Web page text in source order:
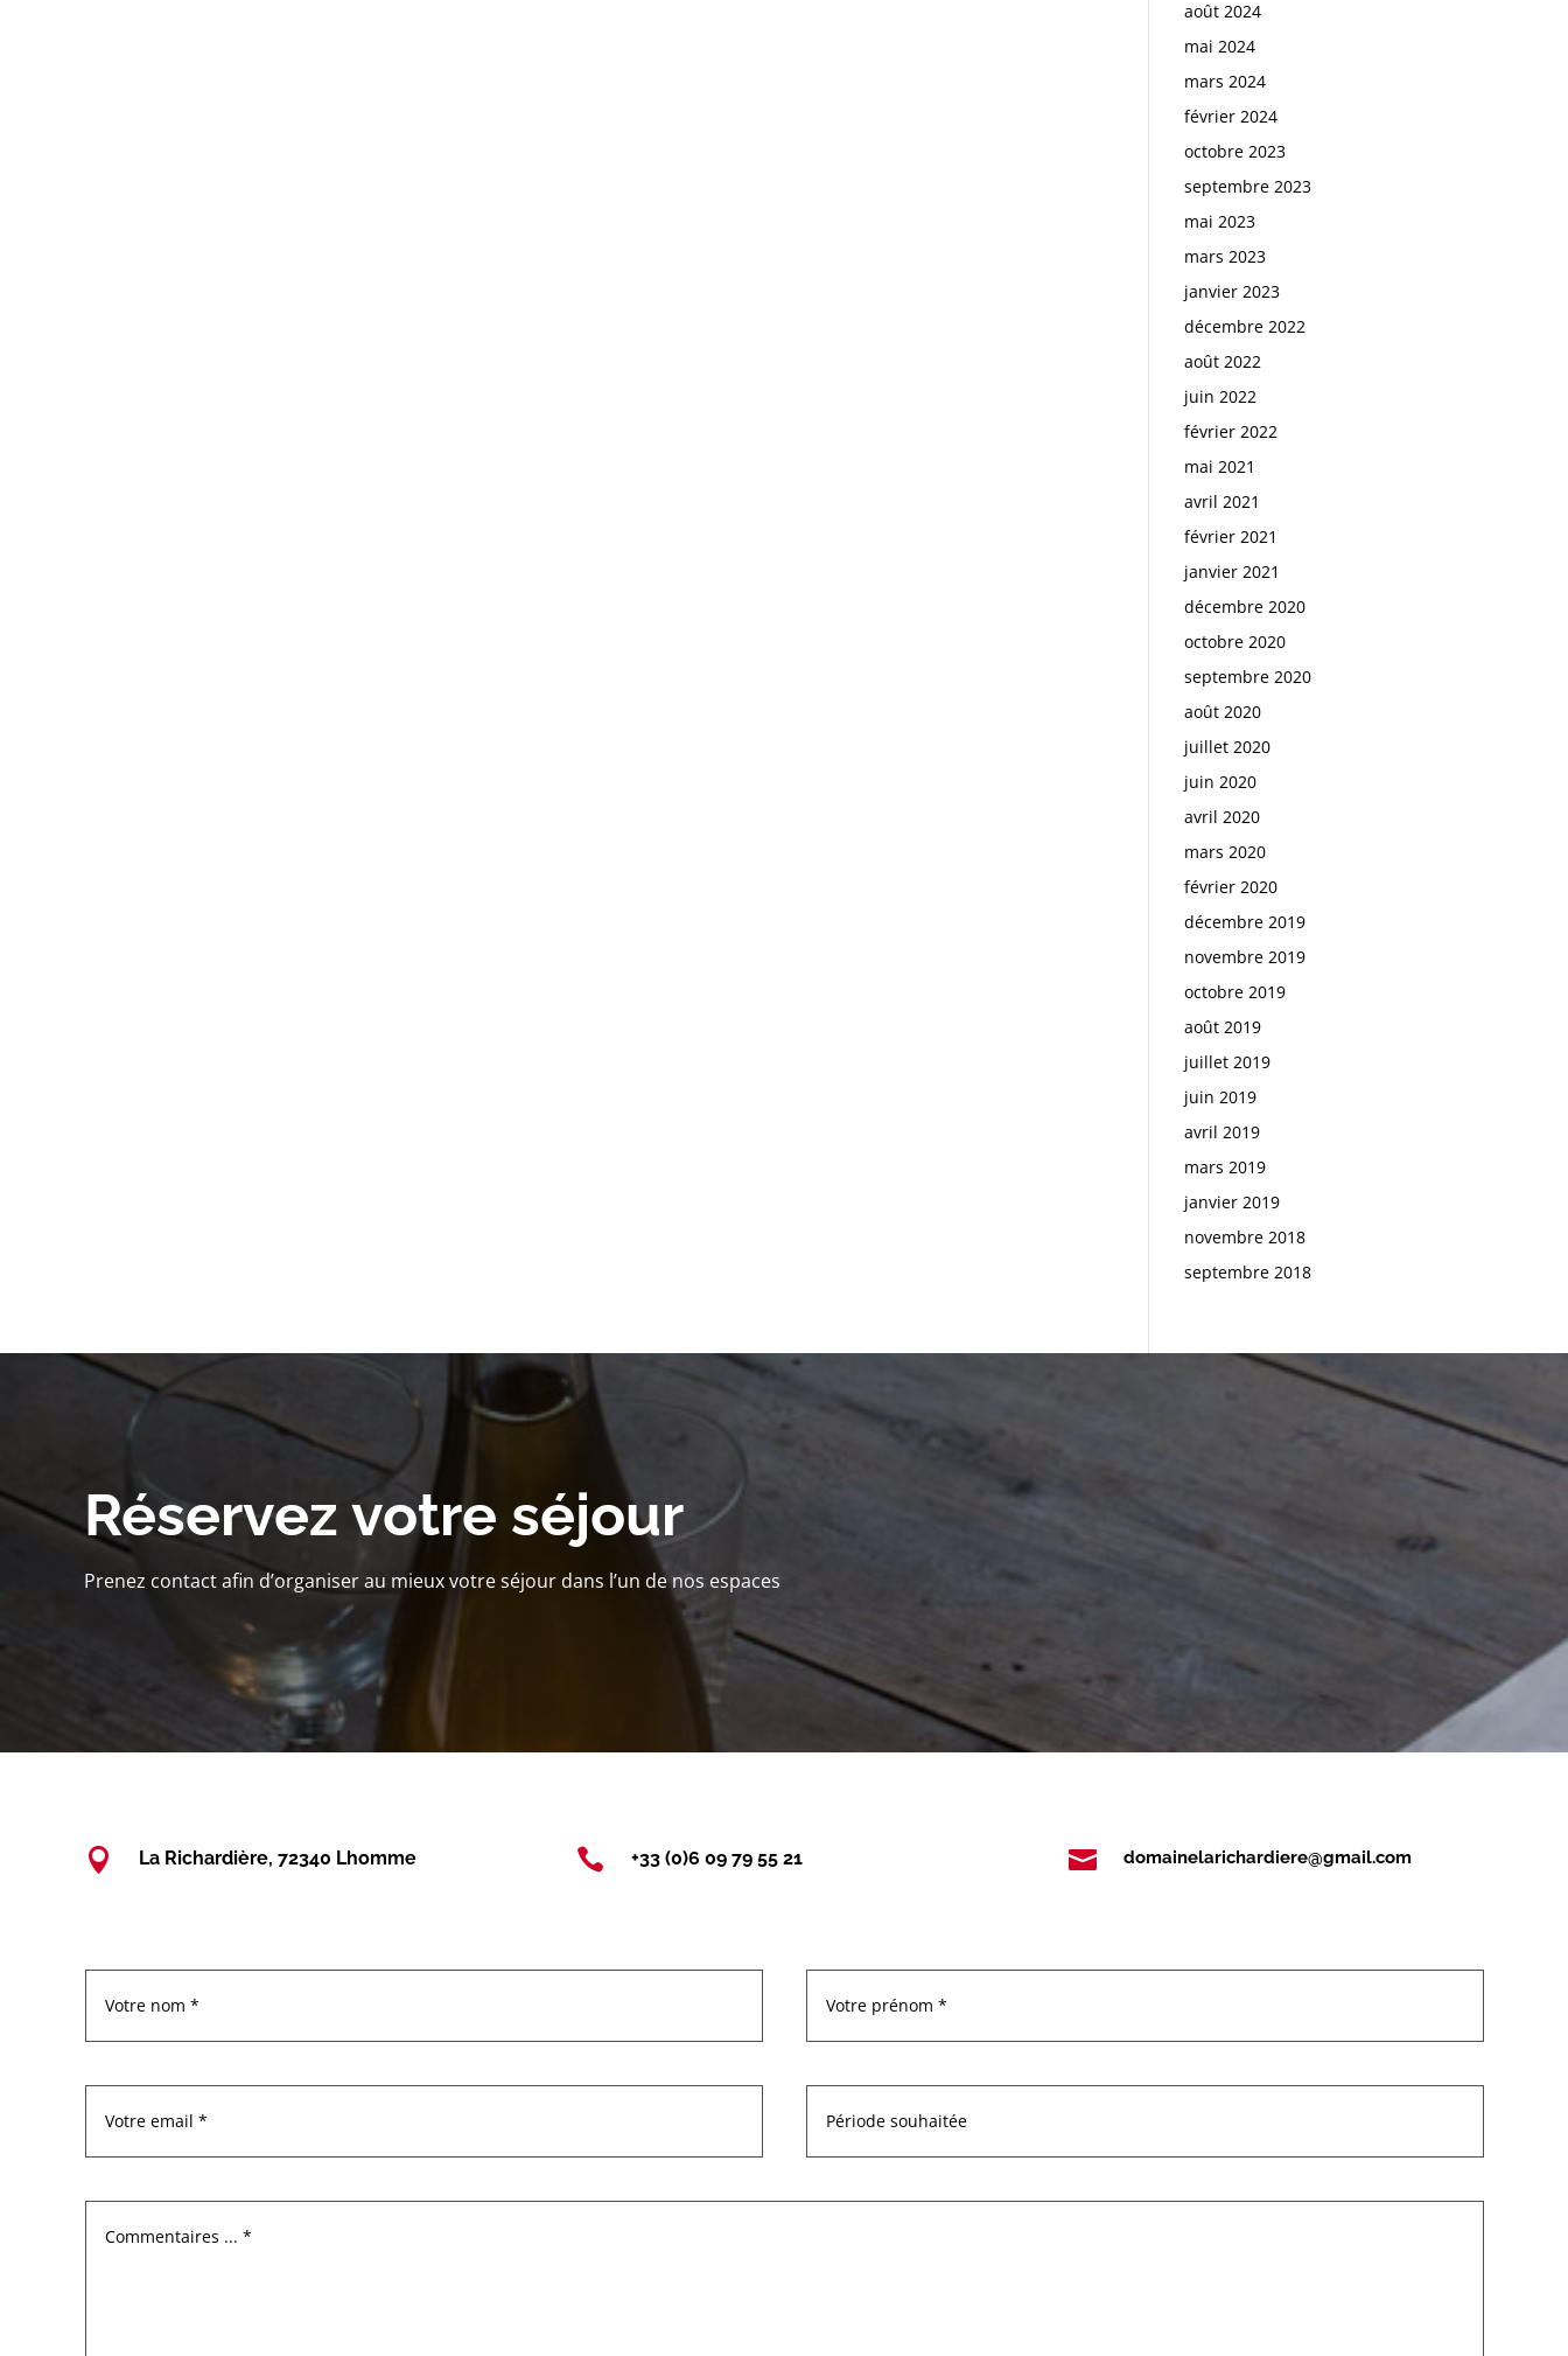
août 2024
mai 2024
mars 2024
février 2024
octobre 2023
septembre 2023
mai 2023
mars 2023
janvier 2023
décembre 2022
août 2022
juin 2022
février 2022
mai 2021
avril 2021
février 2021
janvier 2021
décembre 2020
octobre 2020
septembre 2020
août 2020
juillet 2020
juin 2020
avril 2020
mars 2020
février 2020
décembre 2019
novembre 2019
octobre 2019
août 2019
juillet 2019
juin 2019
avril 2019
mars 2019
janvier 2019
novembre 2018
septembre 2018
Réservez votre séjour
Prenez contact afin d’organiser au mieux votre séjour dans l’un de nos espaces
 La Richardière, 72340 Lhomme  +33 (0)6 09 79 55 21  domainelarichardiere@gmail.com